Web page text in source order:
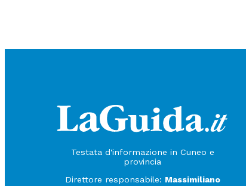
Testata d'informazione in Cuneo e
provincia
Direttore responsabile: Massimiliano